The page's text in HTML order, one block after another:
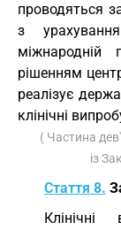
проводяться
з
рішенням
реалізує
клінічні
( Частина
із
Стаття 8.
Клінічні